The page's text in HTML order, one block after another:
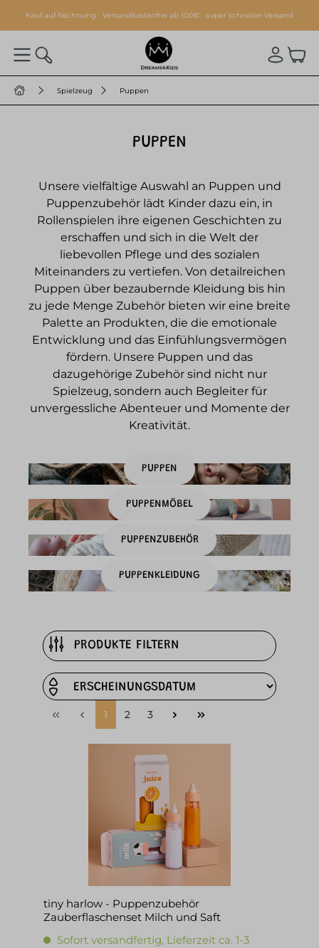
springen
Kauf auf Rechnung · Versandkostenfrei ab 100€ · super schneller Versand
Spielzeug Puppen
PUPPEN
Unsere vielfältige Auswahl an Puppen und
Puppenzubehör lädt Kinder dazu ein, in
Rollenspielen ihre eigenen Geschichten zu
erschaffen und sich in die Welt der
liebevollen Pflege und des sozialen
Miteinanders zu vertiefen. Von detailreichen
Puppen über bezaubernde Kleidung bis hin
zu jede Menge Zubehör bieten wir eine breite
Palette an Produkten, die die emotionale
Entwicklung und das Einfühlungsvermögen
fördern. Unsere Puppen und das
dazugehörige Zubehör sind nicht nur
Spielzeug, sondern auch Begleiter für
unvergessliche Abenteuer und Momente der
Kreativität.
PUPPEN
PUPPENMÖBEL
PUPPENZUBEHÖR
PUPPENKLEIDUNG
PRODUKTE FILTERN
1 2 3
tiny harlow - Puppenzubehör
Zauberflaschenset Milch und Saft
Sofort versandfertig, Lieferzeit ca. 1-3